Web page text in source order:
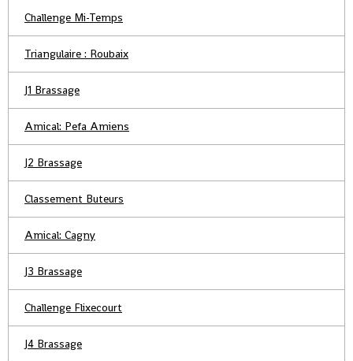
Challenge Mi-Temps
Triangulaire : Roubaix
J1 Brassage
Amical: Pefa Amiens
J2 Brassage
Classement Buteurs
Amical: Cagny
J3 Brassage
Challenge Flixecourt
J4 Brassage